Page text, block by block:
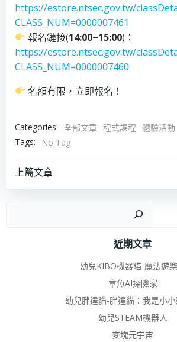
https://estore.ntsec.gov.tw/
CLASS_NUM=0000007461
報名鏈接(14:00~15:00)：
https://estore.ntsec.gov.tw/
CLASS_NUM=0000007460
名額有限，立即報名！
Categories: 全部文章 程式課程 體驗活動
Tags:
No Tag
Post
上篇文章
近期文章
幼兒KIBO機器貓-魔法遊
章魚AI探險家
幼兒胖達貓-胖達貓：我是小
幼兒STEAM機器人
麥塊元宇宙